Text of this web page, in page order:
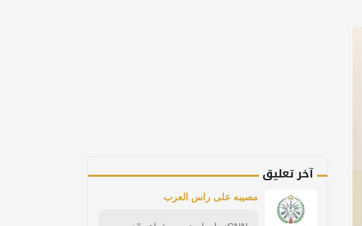
آخر تعليق
مصيبه على راس العرب